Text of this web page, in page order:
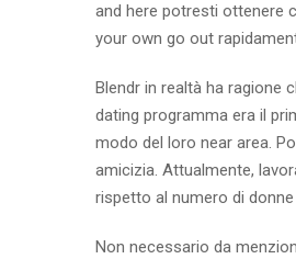
and here potresti ottenere
your own go out
Blendr in realtà ha ragione
dating programma era il
modo del loro near area.
amicizia. Attualmente,
rispetto al numero di
Non necessario da